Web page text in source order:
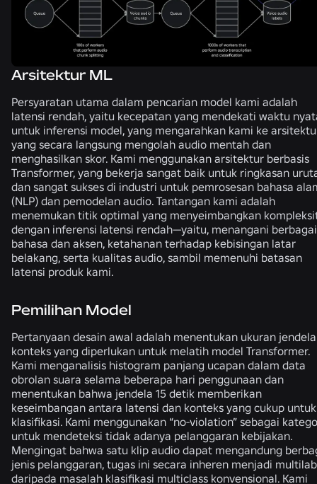
Arsitektur ML
Persyaratan utama dalam pencarian model kami adalah
latensi rendah, yaitu kecepatan yang mendekati waktu
untuk inferensi model, yang mengarahkan kami ke
yang secara langsung mengolah audio mentah dan
menghasilkan skor. Kami menggunakan arsitektur berbasis
Transformer, yang bekerja sangat baik untuk ringkasan
dan sangat sukses di industri untuk pemrosesan bahasa
(NLP) dan pemodelan audio. Tantangan kami adalah
menemukan titik optimal yang menyeimbangkan
dengan inferensi latensi rendah—yaitu, menangani berbagai
bahasa dan aksen, ketahanan terhadap kebisingan latar
belakang, serta kualitas audio, sambil memenuhi batasan
latensi produk kami.
Pemilihan Model
Pertanyaan desain awal adalah menentukan ukuran jendela
konteks yang diperlukan untuk melatih model Transformer.
Kami menganalisis histogram panjang ucapan dalam data
obrolan suara selama beberapa hari penggunaan dan
menentukan bahwa jendela 15 detik memberikan
keseimbangan antara latensi dan konteks yang cukup untuk
klasifikasi. Kami menggunakan “no-violation” sebagai
untuk mendeteksi tidak adanya pelanggaran kebijakan.
Mengingat bahwa satu klip audio dapat mengandung
jenis pelanggaran, tugas ini secara inheren menjadi
daripada masalah klasifikasi multiclass konvensional. Kami